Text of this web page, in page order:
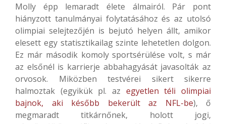
Molly épp lemaradt élete álmairól. Pár pont
hiányzott tanulmányai folytatásához és az utolsó
olimpiai selejtezőjén is bejutó helyen állt, amikor
elesett egy statisztikailag szinte lehetetlen dolgon.
Ez már második komoly sportsérülése volt, s már
az elsőnél is karrierje abbahagyását javasolták az
orvosok. Miközben testvérei sikert sikerre
halmoztak (egyikük pl. az egyetlen téli olimpiai
bajnok, aki később bekerült az NFL-be), ő
megmaradt titkárnőnek, holott jogi,